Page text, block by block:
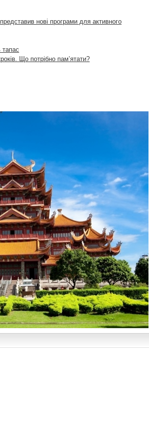
нові програми для активного
тапас
Що потрібно пам’ятати?